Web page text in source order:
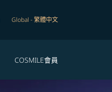
Global -繁體中文
COSMILE會員